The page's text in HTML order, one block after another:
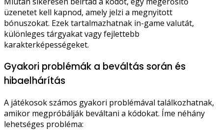
üzenetet kell kapnod, amely jelzi a megnyitott
bónuszokat. Ezek tartalmazhatnak in-game valutát,
különleges tárgyakat vagy fejlettebb
karakterképességeket.
Gyakori problémák a beváltás során és
hibaelhárítás
A játékosok számos gyakori problémával találkozhatnak,
amikor megpróbálják beváltani a kódokat. Íme néhány
lehetséges probléma: